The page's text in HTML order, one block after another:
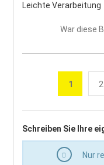
Leichte Verarbeitung
War diese
Seite
Sie lesen
1 2
Schreiben Sie Ihre
Nur